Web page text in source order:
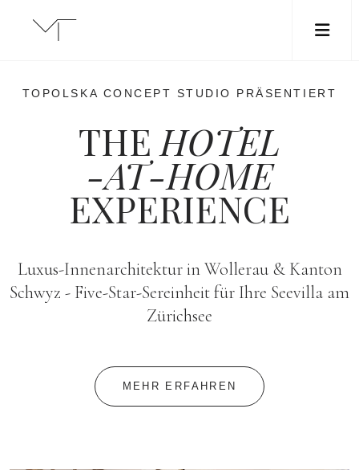
TOPOLSKA CONCEPT STUDIO PRÄSENTIERT
THE HOTEL
-AT-HOME
EXPERIENCE
Luxus-Innenarchitektur in Wollerau & Kanton
Schwyz - Five-Star-Sereinheit für Ihre Seevilla am
Zürichsee
MEHR ERFAHREN